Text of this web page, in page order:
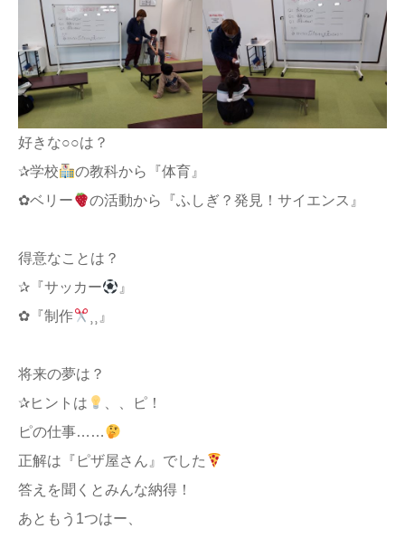
好きな○○は？
✰学校
の教科から『体育』
✿ベリー
の活動から『ふしぎ？発見！サイエンス』
得意なことは？
✰『サッカー
』
✿『制作
⸒⸒』
将来の夢は？
✰ヒントは
、、ピ！
ピの仕事……
正解は『ピザ屋さん』でした
答えを聞くとみんな納得！
あともう1つはー、